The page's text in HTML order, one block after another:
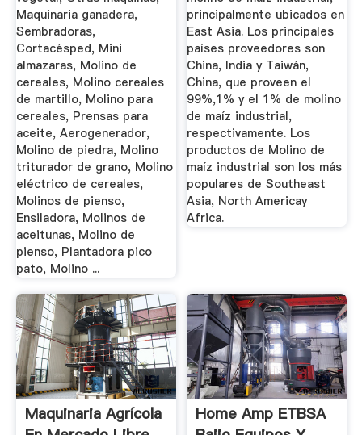
Maquinaria ganadera,
Sembradoras,
Cortacésped, Mini
almazaras, Molino de
cereales, Molino cereales
de martillo, Molino para
cereales, Prensas para
aceite, Aerogenerador,
Molino de piedra, Molino
triturador de grano, Molino
eléctrico de cereales,
Molinos de pienso,
Ensiladora, Molinos de
aceitunas, Molino de
pienso, Plantadora pico
pato, Molino ...
principalmente ubicados en
East Asia. Los principales
países proveedores son
China, India y Taiwán,
China, que proveen el
99%,1% y el 1% de molino
de maíz industrial,
respectivamente. Los
productos de Molino de
maíz industrial son los más
populares de Southeast
Asia, North Americay
Africa.
Maquinaria Agrícola
Home Amp ETBSA